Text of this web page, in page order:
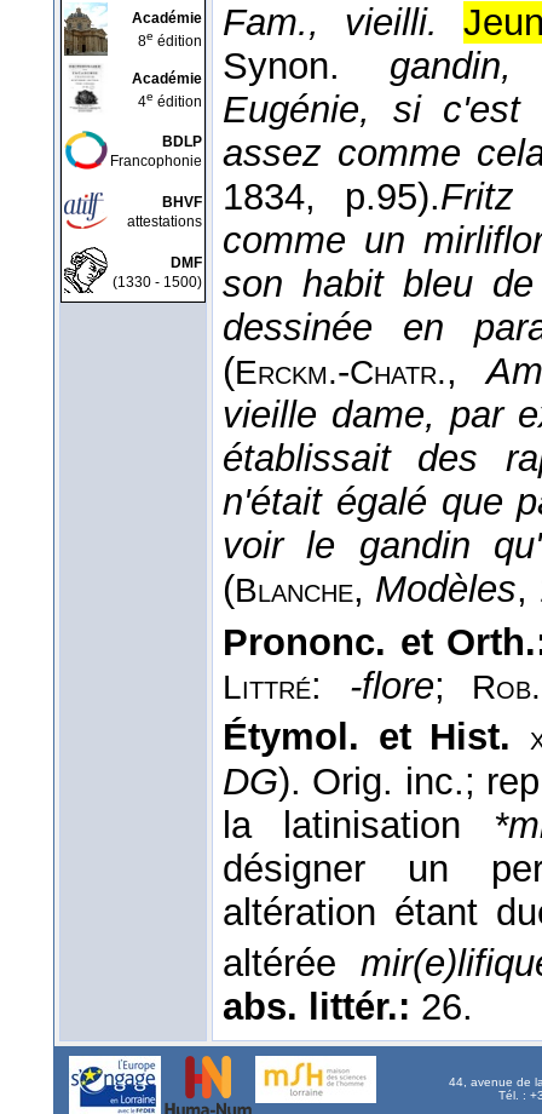
Académie
8e édition
Académie
4e édition
BDLP
Francophonie
BHVF
attestations
DMF
(1330 - 1500)
Fam., vieilli.
Synon. gandin,
Eugénie, si
assez comme
1834, p.95).Fritz
comme un
son habit bleu
dessinée en
(Erckm.-Chatr.,
vieille dame, par
établissait des
n'était égalé que
voir le gandin
(Blanche, Modèles,
Prononc. et
Littré: -flore; Rob.
Étymol. et Hist.
DG). Orig. inc.;
la latinisation
désigner un
altération étant
altérée
abs. littér.: 26.
44, avenue de
Tél. :